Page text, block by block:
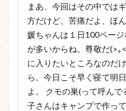
まあ、今回はその中では
方だけど、苦痛だよ、ほ
媛ちゃんは１日100ペー
が多いからね。尊敬だ(>｡
に入りたいところなのだ
ら。今日こそ早く寝て明
よ。 クモの巣(って呼ん
子さんはキャンプで作っ